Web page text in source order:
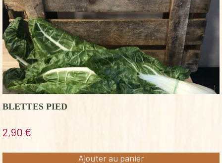
BLETTES PIED
2,90 €
Ajouter au panier